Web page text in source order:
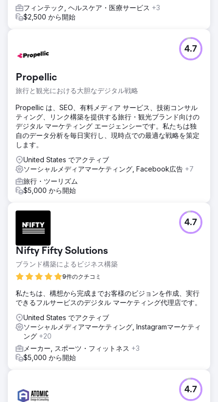
フィンテック, ヘルスケア・医療サービス +3
$2,500 から開始
Propellic
旅行と観光における大胆なデジタル戦略
4.7
Propellic は、SEO、有料メディア サービス、技術コンサル
ティング、リンク構築を提供する旅行・観光ブランド向けの
デジタル マーケティング エージェンシーです。私たちは独
自のデータ分析を毎日実行し、現時点での最適な戦略を策定
します。
United States でアクティブ
ソーシャルメディアマーケティング, Facebook広告 +7
旅行・ツーリズム
$5,000 から開始
Nifty Fifty Solutions
ブランド構築によるビジネス構築
9件のクチコミ
4.7
私たちは、構想から完成までお客様のビジョンを作成、実行
できるフルサービスのデジタル マーケティング代理店です。
United States でアクティブ
ソーシャルメディアマーケティング, Instagramマーケティ
ング +20
メーカー, スポーツ・フィットネス +3
$5,000 から開始
4.7